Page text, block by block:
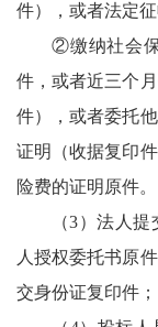
件），或者法定
②缴纳社会
件，或者近三个
件），或者委托
证明（收据复印
险费的证明原件。
（3）法人
人授权委托书原
交身份证复印件；